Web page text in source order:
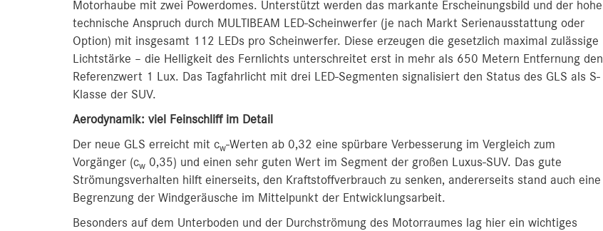
Motorhaube mit zwei Powerdomes. Unterstützt werden das markante Erscheinungsbild und der hohe
technische Anspruch durch MULTIBEAM LED-Scheinwerfer (je nach Markt Serienausstattung oder
Option) mit insgesamt 112 LEDs pro Scheinwerfer. Diese erzeugen die gesetzlich maximal zulässige
Lichtstärke – die Helligkeit des Fernlichts unterschreitet erst in mehr als 650 Metern Entfernung den
Referenzwert 1 Lux. Das Tagfahrlicht mit drei LED-Segmenten signalisiert den Status des GLS als S-
Klasse der SUV.
Aerodynamik: viel Feinschliff im Detail
Der neue GLS erreicht mit cw-Werten ab 0,32 eine spürbare Verbesserung im Vergleich zum
Vorgänger (cw 0,35) und einen sehr guten Wert im Segment der großen Luxus-SUV. Das gute
Strömungsverhalten hilft einerseits, den Kraftstoffverbrauch zu senken, andererseits stand auch eine
Begrenzung der Windgeräusche im Mittelpunkt der Entwicklungsarbeit.
Besonders auf dem Unterboden und der Durchströmung des Motorraumes lag hier ein wichtiges